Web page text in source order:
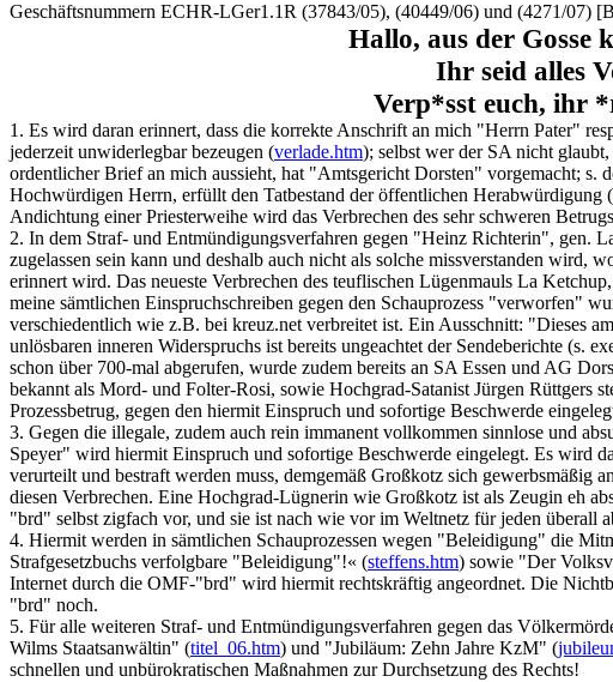
Geschäftsnummern ECHR-LGer1.1R (37843/05), (40449/06) und (4271/07)
Hallo, aus der Gosse
Ihr seid alles
Verp*sst euch, ihr
1. Es wird daran erinnert, dass die korrekte Anschrift an mich "Herrn Pater"
jederzeit unwiderlegbar bezeugen (verlade.htm); selbst wer der SA nicht
ordentlicher Brief an mich aussieht, hat "Amtsgericht Dorsten" vorgemacht; s.
Hochwürdigen Herrn, erfüllt den Tatbestand der öffentlichen Herabwürdigung
Andichtung einer Priesterweihe wird das Verbrechen des sehr schweren
2. In dem Straf- und Entmündigungsverfahren gegen "Heinz Richterin", gen.
zugelassen sein kann und deshalb auch nicht als solche missverstanden
erinnert wird. Das neueste Verbrechen des teuflischen Lügenmauls La
meine sämtlichen Einspruchschreiben gegen den Schauprozess "verworfen"
verschiedentlich wie z.B. bei kreuz.net verbreitet ist. Ein Ausschnitt: "Dieses
unlösbaren inneren Widerspruchs ist bereits ungeachtet der Sendeberichte (s.
schon über 700-mal abgerufen, wurde zudem bereits an SA Essen und AG
bekannt als Mord- und Folter-Rosi, sowie Hochgrad-Satanist Jürgen Rüttgers
Prozessbetrug, gegen den hiermit Einspruch und sofortige Beschwerde
3. Gegen die illegale, zudem auch rein immanent vollkommen sinnlose und
Speyer" wird hiermit Einspruch und sofortige Beschwerde eingelegt. Es wird
verurteilt und bestraft werden muss, demgemäß Großkotz sich
diesen Verbrechen. Eine Hochgrad-Lügnerin wie Großkotz ist als Zeugin eh
"brd" selbst zigfach vor, und sie ist nach wie vor im Weltnetz für jeden überall
4. Hiermit werden in sämtlichen Schauprozessen wegen "Beleidigung" die
Strafgesetzbuchs verfolgbare "Beleidigung"!« (steffens.htm) sowie "Der
Internet durch die OMF-"brd" wird hiermit rechtskräftig angeordnet. Die
"brd" noch.
5. Für alle weiteren Straf- und Entmündigungsverfahren gegen das
Wilms Staatsanwältin" (titel_06.htm) und "Jubiläum: Zehn Jahre KzM" (
schnellen und unbürokratischen Maßnahmen zur Durchsetzung des Rechts!